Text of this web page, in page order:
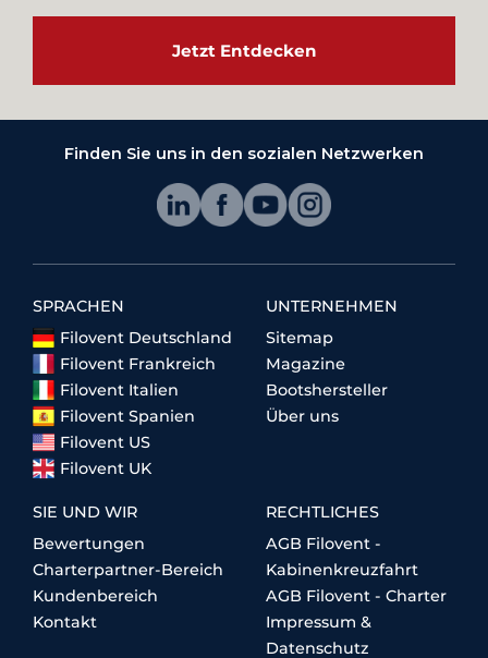
Jetzt Entdecken
Finden Sie uns in den sozialen Netzwerken
SPRACHEN
Filovent Deutschland
Filovent Frankreich
Filovent Italien
Filovent Spanien
Filovent US
Filovent UK
UNTERNEHMEN
Sitemap
Magazine
Bootshersteller
Über uns
SIE UND WIR
Bewertungen
Charterpartner-Bereich
Kundenbereich
Kontakt
RECHTLICHES
AGB Filovent -
Kabinenkreuzfahrt
AGB Filovent - Charter
Impressum &
Datenschutz